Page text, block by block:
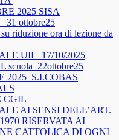
2025 SISA
31 ottobre25
riduzione ora di lezione da
UIL_17/10/2025
scuola_22ottobre25
2025_S.I.COBAS
CGIL
AI SENSI DELL’ART.
RISERVATA AI
CATTOLICA DI OGNI